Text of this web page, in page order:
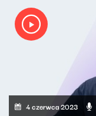
4 czerwca 2023